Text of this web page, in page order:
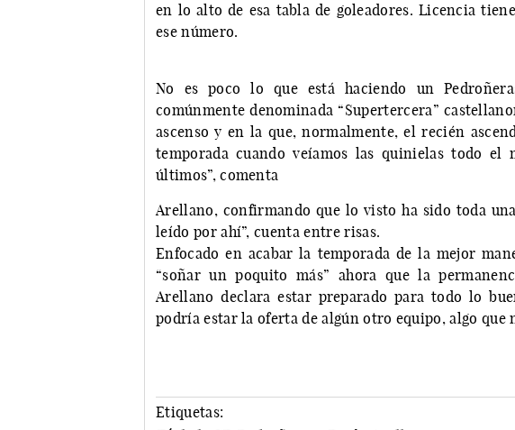
en lo alto de esa tabla de goleadores. Licencia
ese número.
No es poco lo que está haciendo un
comúnmente denominada “Supertercera”
ascenso y en la que, normalmente, el recién
temporada cuando veíamos las quinielas todo el
últimos”, comenta
Arellano, confirmando que lo visto ha sido toda
leído por ahí”, cuenta entre risas.
Enfocado en acabar la temporada de la mejor
“soñar un poquito más” ahora que la
Arellano declara estar preparado para todo lo
podría estar la oferta de algún otro equipo, algo que
Etiquetas: